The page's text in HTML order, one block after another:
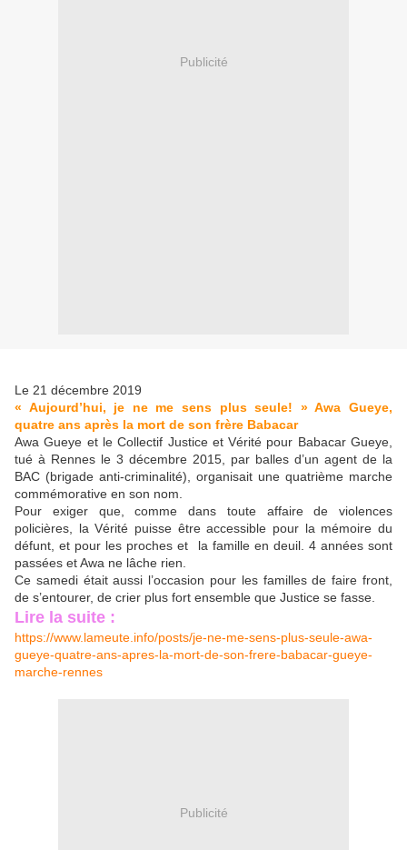
Publicité
Le 21 décembre 2019
« Aujourd’hui, je ne me sens plus seule! » Awa Gueye,
quatre ans après la mort de son frère Babacar
Awa Gueye et le Collectif Justice et Vérité pour Babacar Gueye,
tué à Rennes le 3 décembre 2015, par balles d’un agent de la
BAC (brigade anti-criminalité), organisait une quatrième marche
commémorative en son nom.
Pour exiger que, comme dans toute affaire de violences
policières, la Vérité puisse être accessible pour la mémoire du
défunt, et pour les proches et la famille en deuil. 4 années sont
passées et Awa ne lâche rien.
Ce samedi était aussi l’occasion pour les familles de faire front,
de s’entourer, de crier plus fort ensemble que Justice se fasse.
Lire la suite :
https://www.lameute.info/posts/je-ne-me-sens-plus-seule-awa-
gueye-quatre-ans-apres-la-mort-de-son-frere-babacar-gueye-
marche-rennes
Publicité